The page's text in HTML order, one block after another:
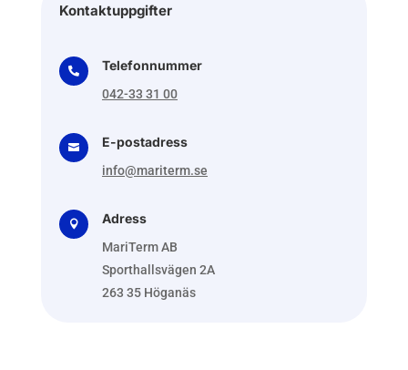
Kontaktuppgifter
 Telefonnummer
042-33 31 00
 E-postadress
info@mariterm.se
 Adress
MariTerm AB
Sporthallsvägen 2A
263 35 Höganäs